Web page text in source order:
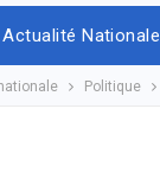
Actualité Nationale
Politique